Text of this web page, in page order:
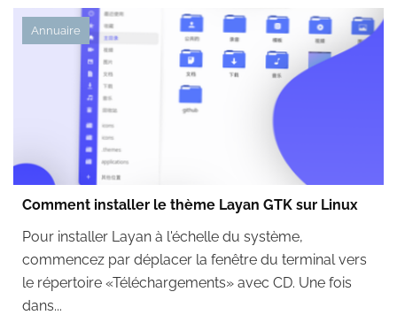
Annuaire
Comment installer le thème Layan GTK sur Linux
Pour installer Layan à l'échelle du système,
commencez par déplacer la fenêtre du terminal vers
le répertoire «Téléchargements» avec CD. Une fois
dans...